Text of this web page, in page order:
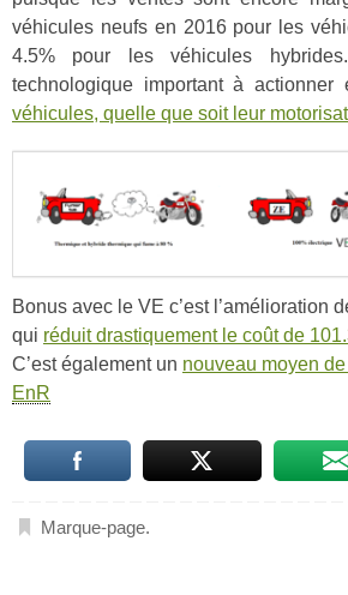
véhicules neufs en 2016 pour les
4.5% pour les véhicules
technologique important à actionner
véhicules, quelle que soit leur
Bonus avec le VE c’est l’amélioration
qui réduit drastiquement le coût de
C’est également un nouveau moyen
EnR
Marque-page.